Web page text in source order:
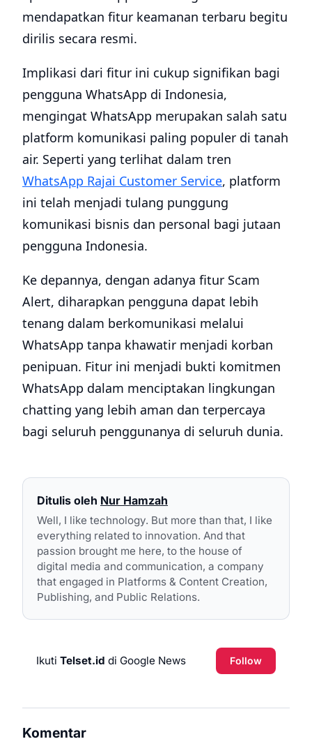
mendapatkan fitur keamanan terbaru begitu
dirilis secara resmi.
Implikasi dari fitur ini cukup signifikan bagi
pengguna WhatsApp di Indonesia,
mengingat WhatsApp merupakan salah satu
platform komunikasi paling populer di tanah
air. Seperti yang terlihat dalam tren
WhatsApp Rajai Customer Service, platform
ini telah menjadi tulang punggung
komunikasi bisnis dan personal bagi jutaan
pengguna Indonesia.
Ke depannya, dengan adanya fitur Scam
Alert, diharapkan pengguna dapat lebih
tenang dalam berkomunikasi melalui
WhatsApp tanpa khawatir menjadi korban
penipuan. Fitur ini menjadi bukti komitmen
WhatsApp dalam menciptakan lingkungan
chatting yang lebih aman dan terpercaya
bagi seluruh penggunanya di seluruh dunia.
Ditulis oleh Nur Hamzah
Well, I like technology. But more than that, I like
everything related to innovation. And that
passion brought me here, to the house of
digital media and communication, a company
that engaged in Platforms & Content Creation,
Publishing, and Public Relations.
Ikuti Telset.id di Google News Follow
Komentar